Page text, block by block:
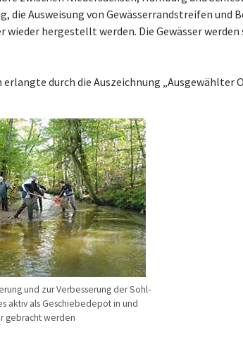
und zur Verbesserung der Sohl-
aktiv als Geschiebedepot in und
gebracht werden
die Ausweisung von Gewässerrandstreifen
wieder hergestellt werden. Die Gewässer
erlangte durch die Auszeichnung „Ausgewählter